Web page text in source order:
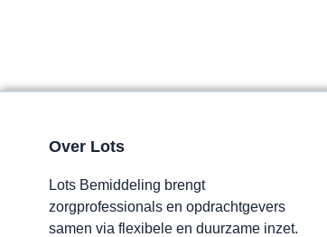
Over Lots
Lots Bemiddeling brengt
zorgprofessionals en opdrachtgevers
samen via flexibele en duurzame inzet.